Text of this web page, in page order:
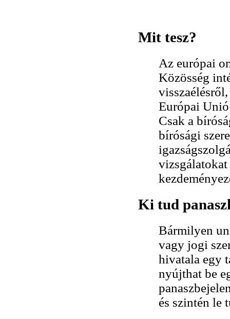
Mit tesz?
Az európai
Közösség
Európai
Csak a
bírósági
vizsgálatokat
Ki tud
Bármilyen
vagy jogi
hivatala egy
nyújthat be
és szintén le